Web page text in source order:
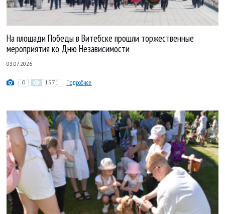
На площади Победы в Витебске прошли торжественные
мероприятия ко Дню Независимости
03.07.2026
0 1571 Подробнее